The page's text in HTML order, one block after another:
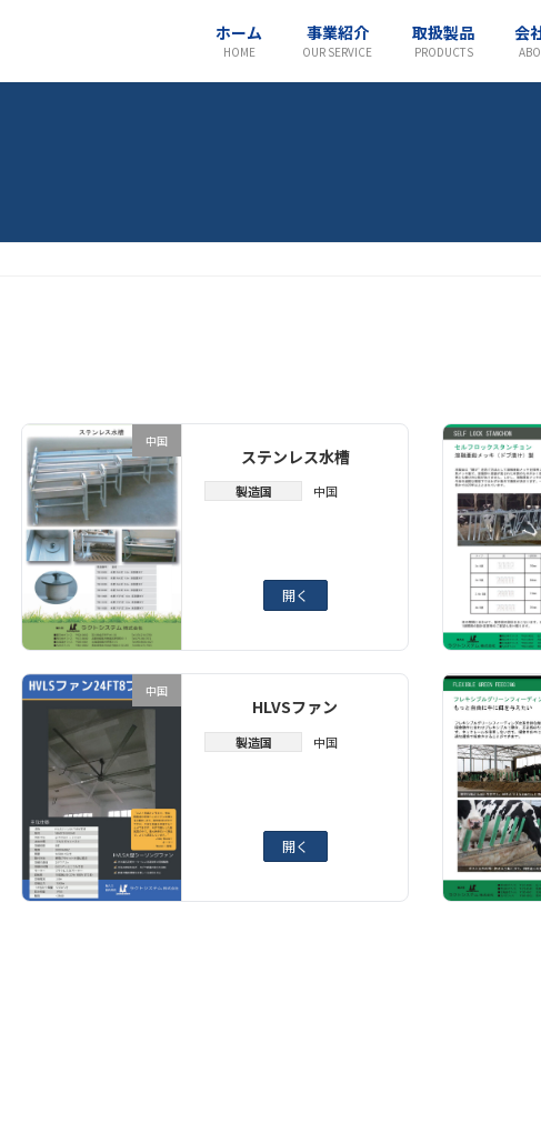
ホーム
HOME
事業紹介
OUR SERVICE
取扱製品
PRODUCTS
会
中国
ステンレス水槽
製造国 中国
開く
中国
HLVSファン
製造国 中国
開く